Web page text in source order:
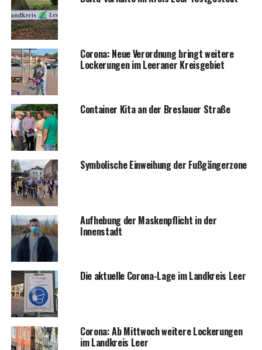
Coro­na: Neue Ver­ord­nung bringt wei­te­re
Locke­run­gen im Leera­ner Kreisgebiet
Con­tai­ner Kita an der Bres­lau­er Straße
Sym­bo­li­sche Ein­wei­hung der Fußgängerzone
Auf­he­bung der Mas­ken­pflicht in der
Innenstadt
Die aktu­el­le Coro­na-Lage im Land­kreis Leer
Coro­na: Ab Mitt­woch wei­te­re Locke­run­gen
im Land­kreis Leer